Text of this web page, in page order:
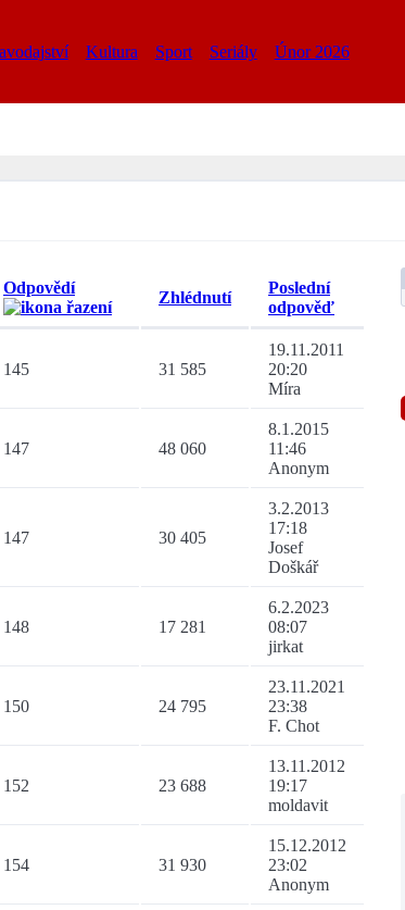
Kultura Sport Seriály Únor 2026
Odpovědí
Zhlédnutí
Poslední
odpověď
145 31 585
19.11.2011
20:20
Míra
147 48 060
8.1.2015
11:46
Anonym
147 30 405
3.2.2013
17:18
Josef
Doškář
148 17 281
6.2.2023
08:07
jirkat
150 24 795
23.11.2021
23:38
F. Chot
152 23 688
13.11.2012
19:17
moldavit
154 31 930
15.12.2012
23:02
Anonym